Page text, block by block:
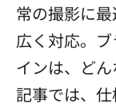
常の撮影に
広く対応。
インは、ど
記事では、